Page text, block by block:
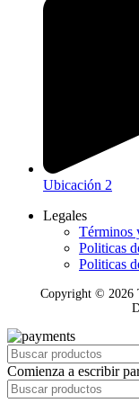
Ubicación 2
Legales
Términos
Politicas
Politicas
Copyright © 2026
Comienza a escribir